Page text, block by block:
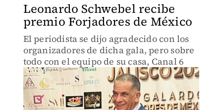
Leonardo Schwebel recibe
premio Forjadores de México
El periodista se dijo agradecido con los
organizadores de dicha gala, pero sobre
todo con el equipo de su casa, Canal 6